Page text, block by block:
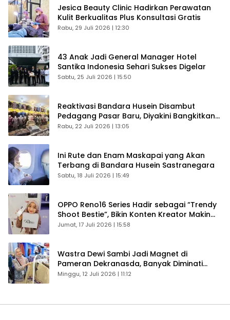
Jesica Beauty Clinic Hadirkan Perawatan
Kulit Berkualitas Plus Konsultasi Gratis
Rabu, 29 Juli 2026 | 12:30
43 Anak Jadi General Manager Hotel
Santika Indonesia Sehari Sukses Digelar
Sabtu, 25 Juli 2026 | 15:50
Reaktivasi Bandara Husein Disambut
Pedagang Pasar Baru, Diyakini Bangkitkan
Kembali Ekonomi Bandung
Rabu, 22 Juli 2026 | 13:05
Ini Rute dan Enam Maskapai yang Akan
Terbang di Bandara Husein Sastranegara
Sabtu, 18 Juli 2026 | 15:49
OPPO Reno16 Series Hadir sebagai “Trendy
Shoot Bestie”, Bikin Konten Kreator Makin
Betah
Jumat, 17 Juli 2026 | 15:58
Wastra Dewi Sambi Jadi Magnet di
Pameran Dekranasda, Banyak Diminati
Pengunjung
Minggu, 12 Juli 2026 | 11:12